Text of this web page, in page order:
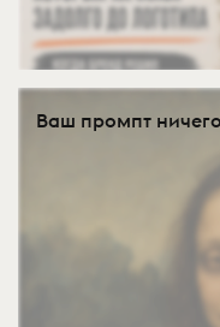
Ваш промпт